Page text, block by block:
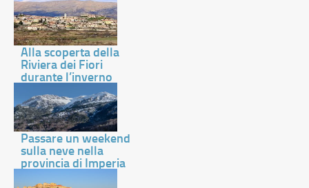
Alla scoperta della
Riviera dei Fiori
durante l’inverno
Passare un weekend
sulla neve nella
provincia di Imperia